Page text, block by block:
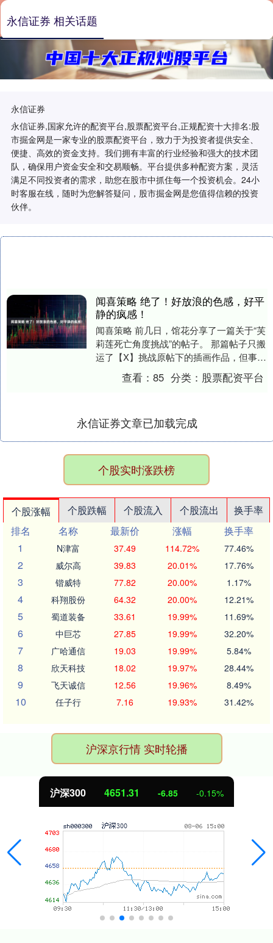
永信证券
永信证券,国家允许的配资平台,股票配资平台,正规配资十大排名:股
市掘金网是一家专业的股票配资平台，致力于为投资者提供安全、
便捷、高效的资金支持。我们拥有丰富的行业经验和强大的技术团
队，确保用户资金安全和交易顺畅。平台提供多种配资方案，灵活
满足不同投资者的需求，助您在股市中抓住每一个投资机会。24小
时客服在线，随时为您解答疑问，股市掘金网是您值得信赖的投资
伙伴。
永信证券 相关话题
闻喜策略 绝了！好放浪的色感，好平
静的疯感！
闻喜策略 前几日，馆花分享了一篇关于“芙
莉莲死亡角度挑战”的帖子。 那篇帖子只搬
运了【X】挑战原帖下的插画作品，但事实
上咱们国人插画师在这一块完成得也非常
好。 ....查看：85 分类： 股票配资平台
永信证券文章已加载完成
个股实时涨跌榜
个股涨幅 个股跌幅 个股流入 个股流出
换手率
排名
名称 最新价 涨幅
换手率
1
N津富 37.49 114.72% 77.46%
2 威尔高 39.83 20.01% 17.76%
3 锴威特 77.82 20.00% 1.17%
4 科翔股份 64.32 20.00% 12.21%
5 蜀道装备 33.61 19.99% 11.69%
6 中巨芯 27.85 19.99% 32.20%
7 广哈通信 19.03 19.99% 5.84%
8 欣天科技 18.02 19.97% 28.44%
9 飞天诚信 12.56 19.96% 8.49%
10 任子行 7.16 19.93% 31.42%
沪深京行情 实时轮播
-0.15% 北证50 1122.88